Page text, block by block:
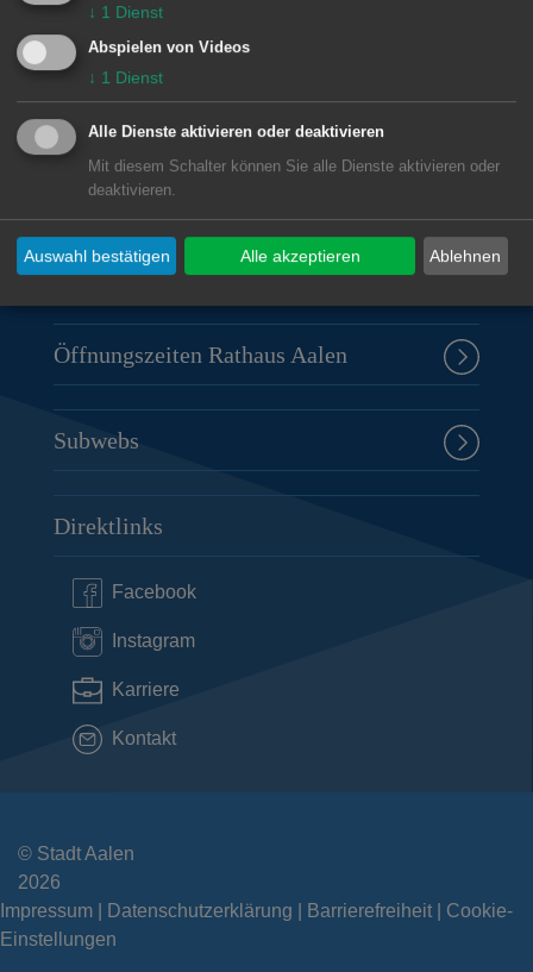
Unsere Anschrift
Rathaus Aalen
Marktplatz 30
73430Aalen
07361 52-0
Öffnungszeiten Rathaus Aalen
Subwebs
Direktlinks
Facebook
Instagram
Karriere
Kontakt
© Stadt Aalen
2026
Impressum
Datenschutzerklärung Barrierefreiheit
Cookie-
Einstellungen
↓ 1 Dienst
Abspielen von Videos
↓ 1 Dienst
Alle Dienste aktivieren oder deaktivieren
Mit diesem Schalter können Sie alle Dienste aktivieren oder
deaktivieren.
Ablehnen
Auswahl bestätigen Alle akzeptieren